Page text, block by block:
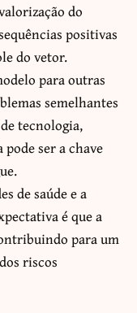
do
positivas
do vetor.
para outras
semelhantes
tecnologia,
ser a chave
de saúde e a
é que a
para um
riscos